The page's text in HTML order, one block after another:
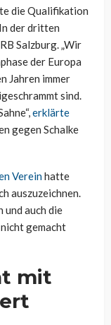
die Qualifikation
der dritten
Salzburg. „Wir
der Europa
Jahren immer
sind.
erklärte
gegen Schalke
Vereinhatte
auszuzeichnen.
und auch die
gemacht
mit